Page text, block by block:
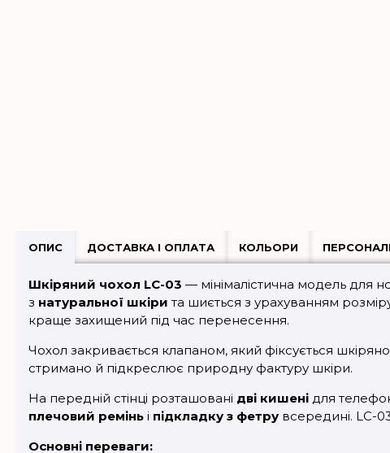
ОПИС ДОСТАВКА І ОПЛАТА КОЛЬОРИ
Шкіряний чохол LC-03 — мінімалістична модель для
з натуральної шкіри та шиється з урахуванням
краще захищений під час перенесення.
Чохол закривається клапаном, який фіксується
стримано й підкреслює природну фактуру шкіри.
На передній стінці розташовані дві кишені для
плечовий ремінь і підкладку з фетру всередині. LC-
Основні переваги: